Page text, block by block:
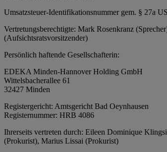
Umsatzsteuer-Identifikationsnummer gem. § 27a
Vertretungsberechtigte: Mark Rosenkranz
(Aufsichtsratsvorsitzender)
Persönlich haftende Gesellschafterin:
EDEKA Minden-Hannover Holding GmbH
Wittelsbacherallee 61
32427 Minden
Registergericht: Amtsgericht Bad Oeynhausen
Registernummer: HRB 4086
Ihrerseits vertreten durch: Eileen Dominique
(Prokurist), Marius Lissai (Prokurist)